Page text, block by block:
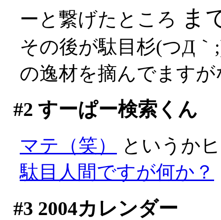
ーと繋げたところ ま
その後が駄目杉(つД
の逸材を摘んでます
#2 すーぱー検索くん
マテ（笑）
というか
駄目人間ですが何か？
#3 2004カレンダー